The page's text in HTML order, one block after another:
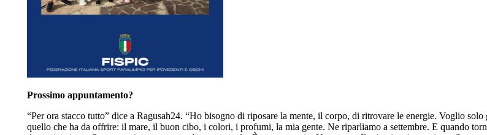
Prossimo appuntamento?
“Per ora stacco tutto” dice a Ragusah24. “Ho bisogno di riposare la mente, il corpo, di ritrovare le energie. Voglio
quello che ha da offrire: il mare, il buon cibo, i colori, i profumi, la mia gente. Ne riparliamo a settembre. E quando